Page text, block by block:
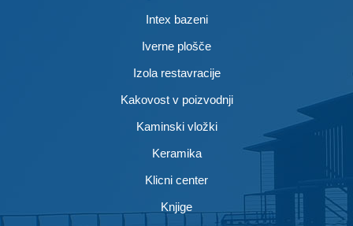
Intex bazeni
Iverne plošče
Izola restavracije
Kakovost v poizvodnji
Kaminski vložki
Keramika
Klicni center
Knjige